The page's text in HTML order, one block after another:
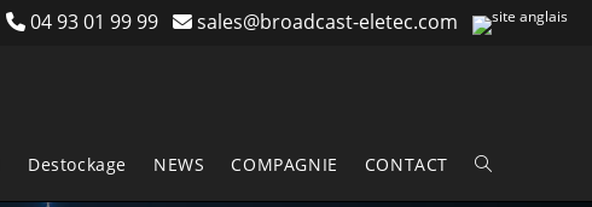
04 93 01 99 99 sales@broadcast-eletec.com
Destockage NEWS COMPAGNIE CONTACT Toggle